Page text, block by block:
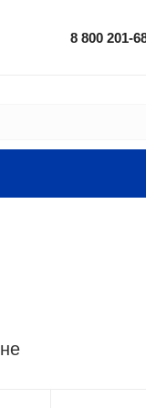
8 800 201-